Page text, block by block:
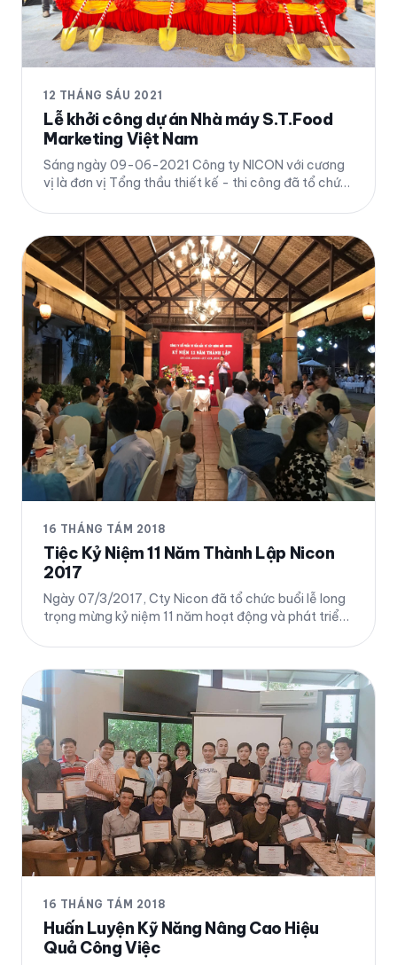
12 THÁNG SÁU 2021
Lễ khởi công dự án Nhà máy S.T.Food
Marketing Việt Nam
Sáng ngày 09-06-2021 Công ty NICON với cương
vị là đơn vị Tổng thầu thiết kế - thi công đã tổ chức
MARKETING của Chủ đầu tư Thái Lan tại KCN VSIP
II-A, TX. Tân Uyên, Bình Dương. Chi tiết
16 THÁNG TÁM 2018
Tiệc Kỷ Niệm 11 Năm Thành Lập Nicon
2017
Ngày 07/3/2017, Cty Nicon đã tổ chức buổi lễ long
trọng mừng kỷ niệm 11 năm hoạt động và phát triển
anh chị em nhân viên cty. Không khí buổi tiệc rất sôi
động và vui vẻ. Toàn thể cty cùng cam kết 1 lòng
quyết tâm đưa cty phát triển mạnh và bền vững
trong thời gian tới. Chi tiết
16 THÁNG TÁM 2018
Huấn Luyện Kỹ Năng Nâng Cao Hiệu
Quả Công Việc